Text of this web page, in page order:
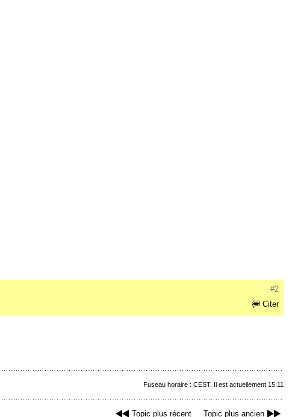
#2
Citer
Fuseau horaire : CEST. Il est actuellement 15:11
Topic plus récent Topic plus ancien